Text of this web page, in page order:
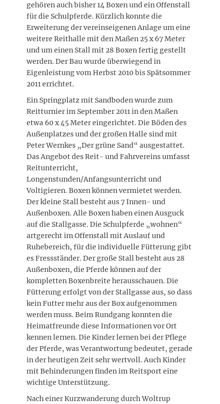
gehören auch bisher 14 Boxen und ein Offenstall
für die Schulpferde. Kürzlich konnte die
Erweiterung der vereinseigenen Anlage um eine
weitere Reithalle mit den Maßen 25 x 67 Meter
und um einen Stall mit 28 Boxen fertig gestellt
werden. Der Bau wurde überwiegend in
Eigenleistung vom Herbst 2010 bis Spätsommer
2011 errichtet.
Ein Springplatz mit Sandboden wurde zum
Reitturnier im September 2011 in den Maßen
etwa 60 x 45 Meter eingerichtet. Die Böden des
Außenplatzes und der großen Halle sind mit
Peter Wernkes „Der grüne Sand“ ausgestattet.
Das Angebot des Reit- und Fahrvereins umfasst
Reitunterricht,
Longenstunden/Anfangsunterricht und
Voltigieren. Boxen können vermietet werden.
Der kleine Stall besteht aus 7 Innen- und
Außenboxen. Alle Boxen haben einen Ausguck
auf die Stallgasse. Die Schulpferde „wohnen“
artgerecht im Offenstall mit Auslauf und
Ruhebereich, für die individuelle Fütterung gibt
es Fressständer. Der große Stall besteht aus 28
Außenboxen, die Pferde können auf der
kompletten Boxenbreite herausschauen. Die
Fütterung erfolgt von der Stallgasse aus, so dass
kein Futter mehr aus der Box aufgenommen
werden muss. Beim Rundgang konnten die
Heimatfreunde diese Informationen vor Ort
kennen lernen. Die Kinder lernen bei der Pflege
der Pferde, was Verantwortung bedeutet, gerade
in der heutigen Zeit sehr wertvoll. Auch Kinder
mit Behinderungen finden im Reitsport eine
wichtige Unterstützung.
Nach einer Kurzwanderung durch Woltrup